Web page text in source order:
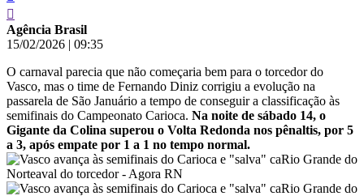
Agência Brasil
15/02/2026 | 09:35
O carnaval parecia que não começaria bem para o torcedor do
Vasco, mas o time de Fernando Diniz corrigiu a evolução na
passarela de São Januário a tempo de conseguir a classificação às
semifinais do Campeonato Carioca. Na noite de sábado 14, o
Gigante da Colina superou o Volta Redonda nos pênaltis, por 5
a 3, após empate por 1 a 1 no tempo normal.